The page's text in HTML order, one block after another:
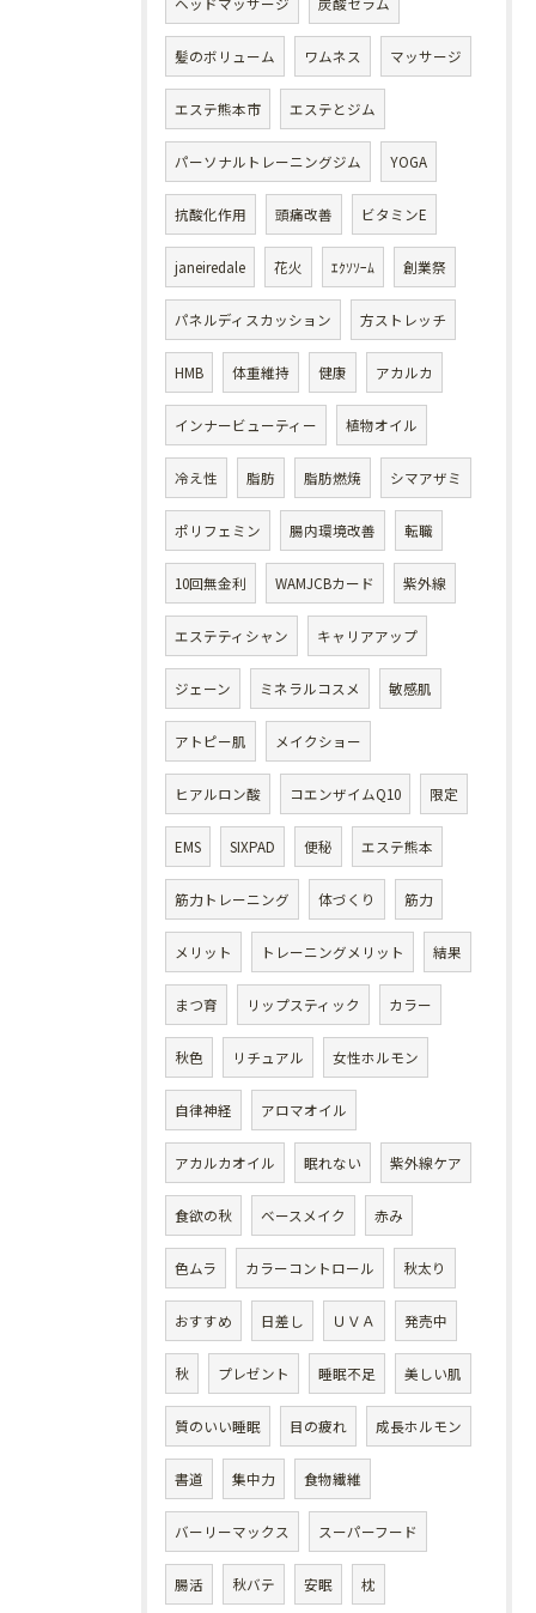
髪のボリューム ワムネス マッサージ
エステ熊本市 エステとジム
パーソナルトレーニングジム YOGA
抗酸化作用 頭痛改善 ビタミンE
janeiredale 花火 ｴｸｿｿｰﾑ 創業祭
パネルディスカッション 方ストレッチ
HMB 体重維持 健康 アカルカ
インナービューティー 植物オイル
冷え性 脂肪 脂肪燃焼 シマアザミ
ポリフェミン 腸内環境改善 転職
10回無金利 WAMJCBカード 紫外線
エステティシャン キャリアアップ
ジェーン ミネラルコスメ 敏感肌
アトピー肌 メイクショー
ヒアルロン酸 コエンザイムQ10 限定
EMS SIXPAD 便秘 エステ熊本
筋力トレーニング 体づくり 筋力
メリット トレーニングメリット 結果
まつ育 リップスティック カラー
秋色 リチュアル 女性ホルモン
自律神経 アロマオイル
アカルカオイル 眠れない 紫外線ケア
食欲の秋 ベースメイク 赤み
色ムラ カラーコントロール 秋太り
おすすめ 日差し ＵＶＡ 発売中
秋 プレゼント 睡眠不足 美しい肌
質のいい睡眠 目の疲れ 成長ホルモン
書道 集中力 食物繊維
バーリーマックス スーパーフード
腸活 秋バテ 安眠 枕